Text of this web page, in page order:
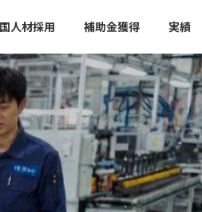
人材採用 補助金獲得 実績